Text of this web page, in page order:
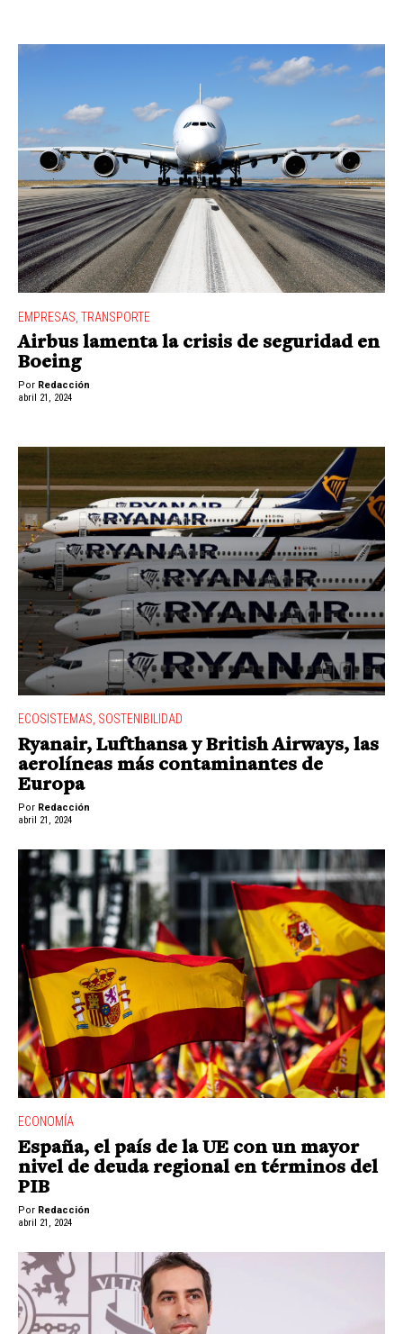
EMPRESAS TRANSPORTE
Airbus lamenta la crisis de seguridad en
Boeing
Por Redacción
abril 21, 2024
ECOSISTEMAS, SOSTENIBILIDAD
Ryanair, Lufthansa y British Airways, las
aerolíneas más contaminantes de
Europa
Por Redacción
abril 21, 2024
ECONOMÍA
España, el país de la UE con un mayor
nivel de deuda regional en términos del
PIB
Por Redacción
abril 21, 2024